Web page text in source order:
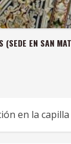
(SEDE EN SAN
en la capilla